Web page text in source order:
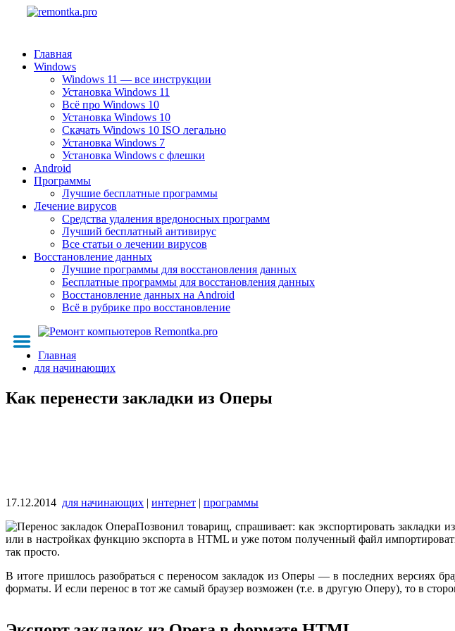
Главная
Windows
Windows 11 — все инструкции
Установка Windows 11
Всё про Windows 10
Установка Windows 10
Скачать Windows 10 ISO легально
Установка Windows 7
Установка Windows с флешки
Android
Программы
Лучшие бесплатные программы
Лечение вирусов
Средства удаления вредоносных программ
Лучший бесплатный антивирус
Все статьи о лечении вирусов
Восстановление данных
Лучшие программы для восстановления данных
Бесплатные программы для восстановления данных
Восстановление данных на Android
Всё в рубрике про восстановление
Главная
для начинающих
Как перенести закладки из Оперы
17.12.2014 для начинающих | интернет | программы
Позвонил товарищ, спрашивает: как экспортировать закладки
или в настройках функцию экспорта в HTML и уже потом полученный файл
так просто.
В итоге пришлось разобраться с переносом закладок из Оперы — в последних версиях
форматы. И если перенос в тот же самый браузер возможен (т.е. в другую Оперу), то в